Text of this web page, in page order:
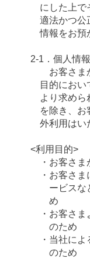
にした上で
適法かつ公
情報をお預
2-1．個人情
お客さま
目的にお
より求めら
を除き、お
外利用はい
<利用目的>
・お客さ
・お客さ
ービスな
め
・お客さ
のため
・当社に
のため